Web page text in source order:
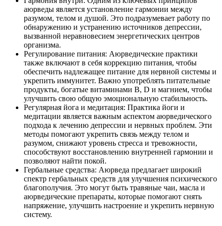
аюрведы является установление гармонии между
разумом, телом и душой. Это подразумевает работу по
обнаружению и устранению источников депрессии,
вызванной неравновесием энергетических центров
организма.
Регулирование питания: Аюрведические практики
также включают в себя коррекцию питания, чтобы
обеспечить надлежащее питание для нервной системы и
укрепить иммунитет. Важно употреблять питательные
продукты, богатые витаминами B, D и магнием, чтобы
улучшить свою общую эмоциональную стабильность.
Регулярная йога и медитация: Практика йоги и
медитации является важным аспектом аюрведического
подхода к лечению депрессии и нервных проблем. Эти
методы помогают укрепить связь между телом и
разумом, снижают уровень стресса и тревожности,
способствуют восстановлению внутренней гармонии и
позволяют найти покой.
Гербальные средства: Аюрведа предлагает широкий
спектр гербальных средств для улучшения психического
благополучия. Это могут быть травяные чаи, масла и
аюрведические препараты, которые помогают снять
напряжение, улучшить настроение и укрепить нервную
систему.